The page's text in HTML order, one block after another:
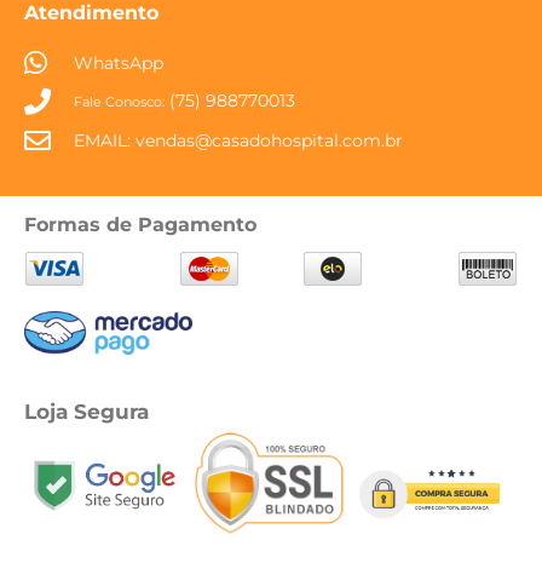
Atendimento
WhatsApp
Fale Conosco:(75) 988770013
EMAIL: vendas@casadohospital.com.br
Formas de Pagamento
Loja Segura